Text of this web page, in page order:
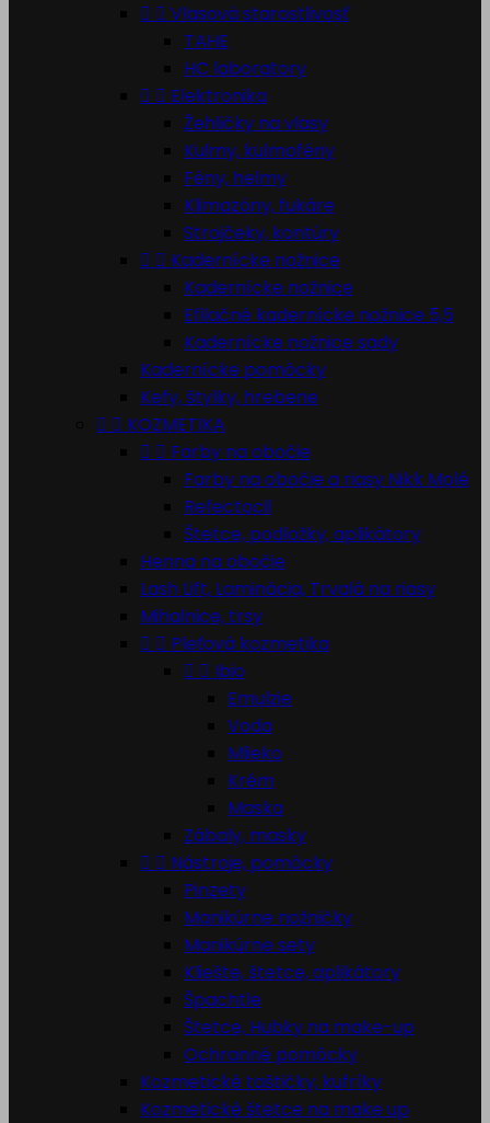
  Vlasová starostlivosť
TAHE
HC laboratory
  Elektronika
Žehličky na vlasy
Kulmy, kulmofény
Fény, helmy
Klimazóny, fukáre
Strojčeky, kontúry
  Kadernícke nožnice
Kadernícke nožnice
Efilačné kadernícke nožnice 5,5
Kadernícke nožnice sady
Kadernícke pomôcky
Kefy, štylky, hrebene
  KOZMETIKA
  Farby na obočie
Farby na obočie a riasy Nikk Molé
Refectocil
Štetce, podložky, aplikátory
Henna na obočie
Lash Lift, Laminácia, Trvalá na riasy
Mihalnice, trsy
  Pleťová kozmetika
  Ibio
Emulzie
Voda
Mlieko
Krém
Maska
Zábaly, masky
  Nástroje, pomôcky
Pinzety
Manikúrne nožničky
Manikúrne sety
Kliešte, štetce, aplikátory
Špachtle
Štetce, Hubky na make-up
Ochranné pomôcky
Kozmetické taštičky, kufríky
Kozmetické štetce na make up